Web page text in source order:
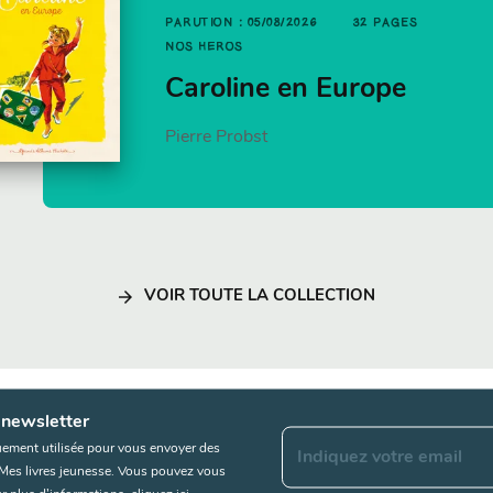
pizza
c'est
par Jamie
PARUTION : 05/08/2026
32 PAGES
NOS HÉROS
Caroline en Europe
Pierre Probst
arrow_forward VOIR TOUTE LA COLLECTION
newsletter
utilisée pour vous envoyer des
livres jeunesse. Vous pouvez vous
Indiquez votre email